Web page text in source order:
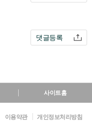
댓글등록
사이트홈
이용약관 개인정보처리방침